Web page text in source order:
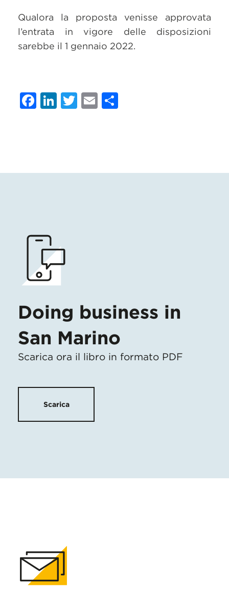
Qualora la proposta venisse approvata
l’entrata in vigore delle disposizioni
sarebbe il 1 gennaio 2022.
Facebook
LinkedIn
Twitter
Email
Doing business in
San Marino
Scarica ora il libro in formato PDF
Scarica